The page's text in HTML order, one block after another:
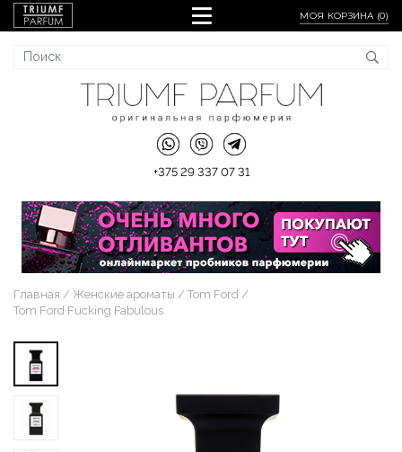
МОЯ КОРЗИНА (0)
+375 29 337 07 31
Главная Женские ароматы
Tom Ford
Tom Ford Fucking Fabulous